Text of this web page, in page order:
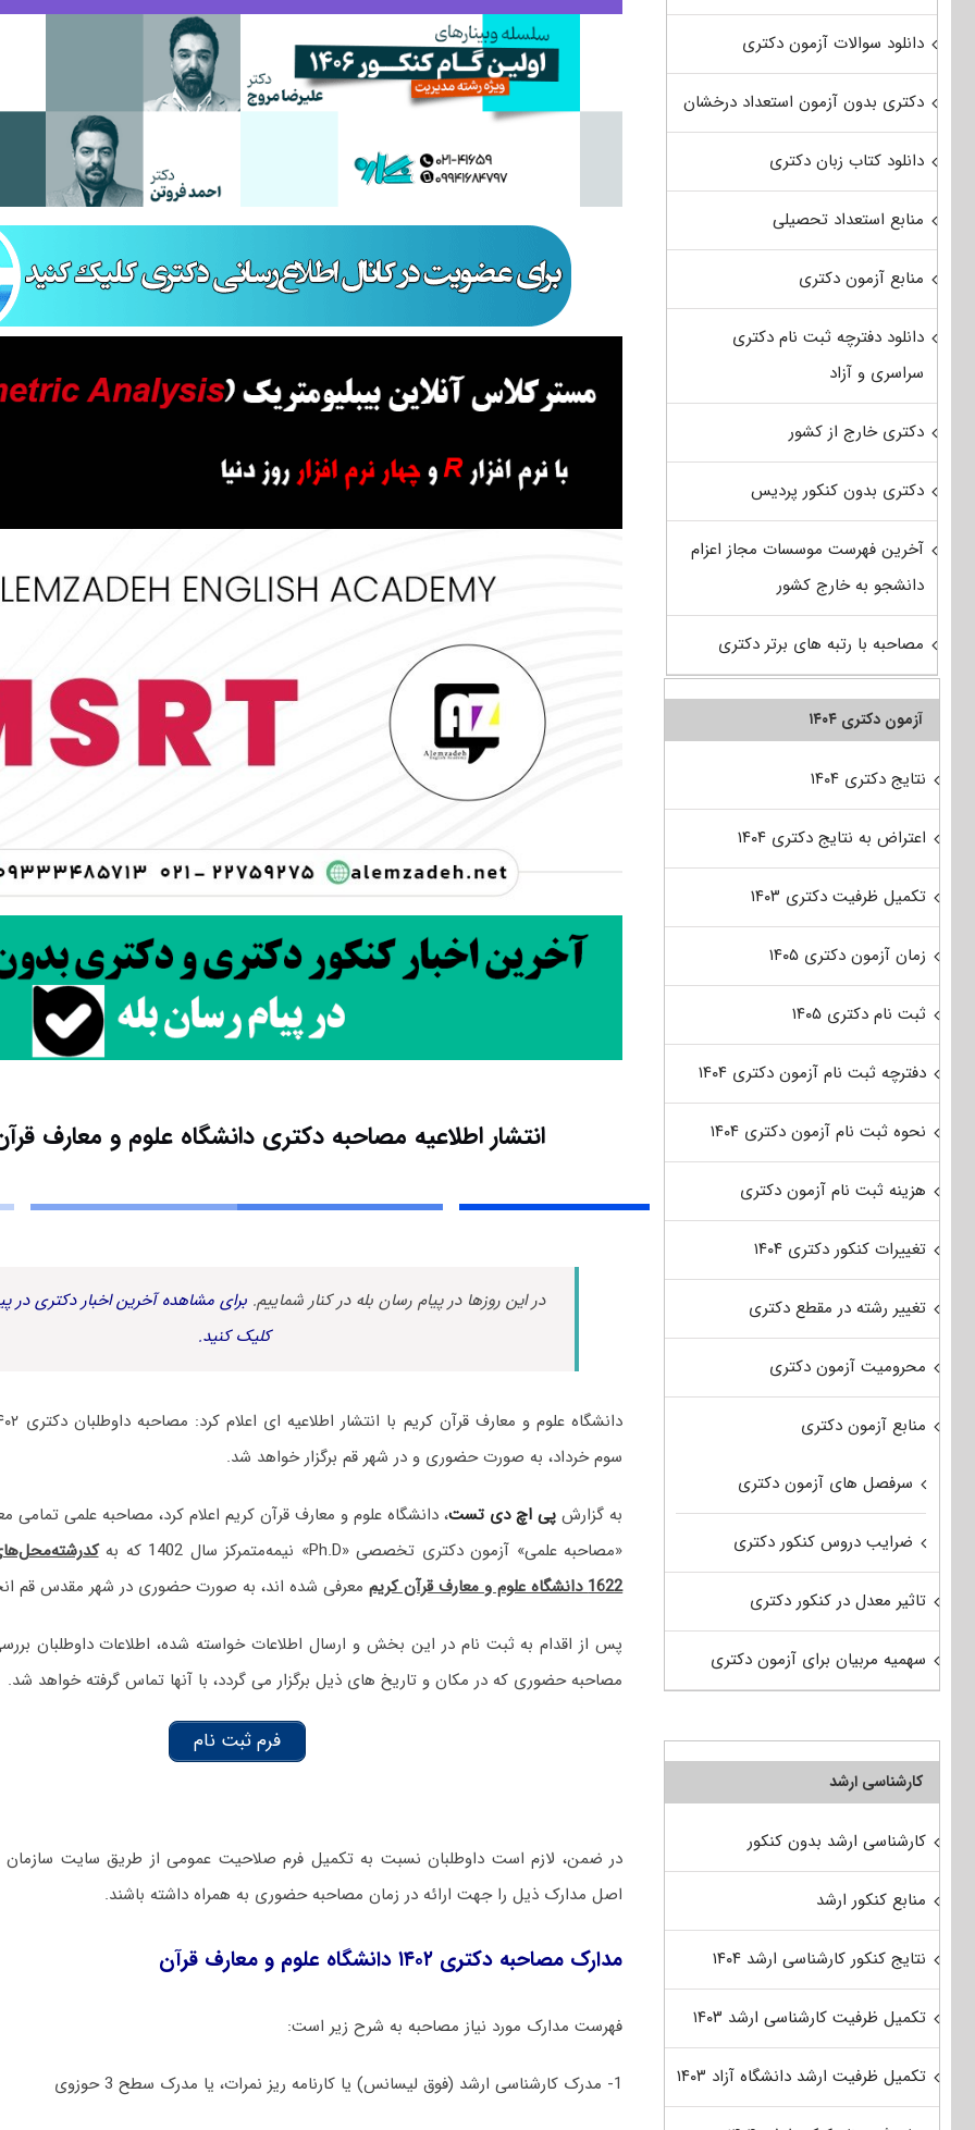
انتشار اطلاعیه مصاحبه دکتری دانشگاه علوم و معارف قرآن
در این روزها در پیام رسان بله در کنار شماییم. برای مشاهده آخرین اخبار دکتری در
کلیک کنید.
سوم خرداد، به صورت حضوری و در شهر قم برگزار خواهد شد.
به گزارش پی اچ دی تست، دانشگاه علوم و معارف قرآن کریم اعلام کرد، مصاحبه علمی تمامی
«مصاحبه علمی» آزمون دکتری تخصصی «Ph.D» نیمه‌متمرکز سال 1402 که به
1622 دانشگاه علوم و معارف قرآن کریم
معرفی شده اند، به صورت حضوری در شهر مقدس قم
پس از اقدام به ثبت نام در این بخش و ارسال اطلاعات خواسته شده، اطلاعات داوطلبان
مصاحبه حضوری که در مکان و تاریخ های ذیل برگزار می گردد، با آنها تماس گرفته خواهد شد.
فرم ثبت نام
در ضمن، لازم است داوطلبان نسبت به تکمیل فرم صلاحیت عمومی از طریق سایت
اصل مدارک ذیل را جهت ارائه در زمان مصاحبه حضوری به همراه داشته باشند.
مدارک مصاحبه دکتری ۱۴۰۲ دانشگاه علوم و معارف قرآن
فهرست مدارک مورد نیاز مصاحبه به شرح زیر است:
1- مدرک کارشناسی ارشد (فوق لیسانس) یا کارنامه ریز نمرات، یا مدرک سطح 3 حوزوی
دانلود سوالات آزمون دکتری
دکتری بدون آزمون استعداد درخشان
دانلود کتاب زبان دکتری
منابع استعداد تحصیلی
منابع آزمون دکتری
دانلود دفترچه ثبت نام دکتری
سراسری و آزاد
دکتری خارج از کشور
دکتری بدون کنکور پردیس
آخرین فهرست موسسات مجاز اعزام
دانشجو به خارج کشور
مصاحبه با رتبه های برتر دکتری
آزمون دکتری ۱۴۰۴
نتایج دکتری ۱۴۰۴
اعتراض به نتایج دکتری ۱۴۰۴
تکمیل ظرفیت دکتری ۱۴۰۳
زمان آزمون دکتری ۱۴۰۵
ثبت نام دکتری ۱۴۰۵
دفترچه ثبت نام آزمون دکتری ۱۴۰۴
نحوه ثبت نام آزمون دکتری ۱۴۰۴
هزینه ثبت نام آزمون دکتری
تغییرات کنکور دکتری ۱۴۰۴
تغییر رشته در مقطع دکتری
محرومیت آزمون دکتری
منابع آزمون دکتری
سرفصل های آزمون دکتری
ضرایب دروس کنکور دکتری
تاثیر معدل در کنکور دکتری
سهمیه مربیان برای آزمون دکتری
کارشناسی ارشد
کارشناسی ارشد بدون کنکور
منابع کنکور ارشد
نتایج کنکور کارشناسی ارشد ۱۴۰۴
تکمیل ظرفیت کارشناسی ارشد ۱۴۰۳
تکمیل ظرفیت ارشد دانشگاه آزاد ۱۴۰۳